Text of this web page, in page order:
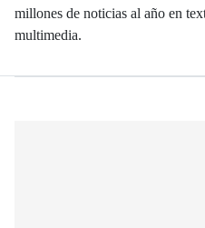
millones de noticias al año en
multimedia.